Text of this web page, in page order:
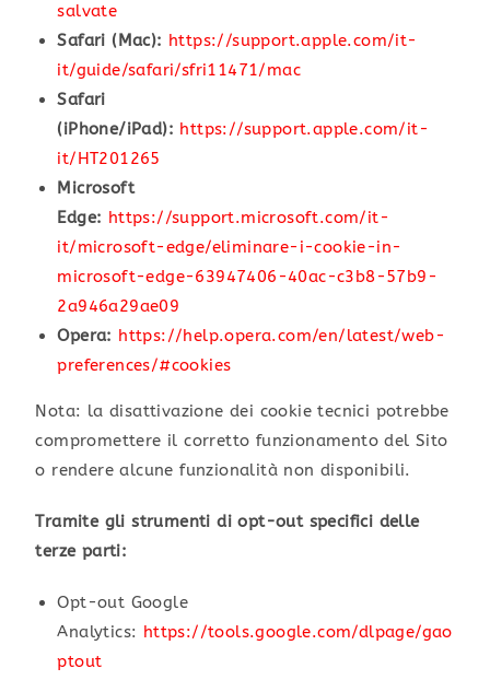
salvate
Safari (Mac): https://support.apple.com/it-
it/guide/safari/sfri11471/mac
Safari
(iPhone/iPad): https://support.apple.com/it-
it/HT201265
Microsoft
Edge: https://support.microsoft.com/it-
it/microsoft-edge/eliminare-i-cookie-in-
microsoft-edge-63947406-40ac-c3b8-57b9-
2a946a29ae09
Opera: https://help.opera.com/en/latest/web-
preferences/#cookies
Nota: la disattivazione dei cookie tecnici potrebbe
compromettere il corretto funzionamento del Sito
o rendere alcune funzionalità non disponibili.
Tramite gli strumenti di opt-out specifici delle
terze parti:
Opt-out Google
Analytics: https://tools.google.com/dlpage/gao
ptout